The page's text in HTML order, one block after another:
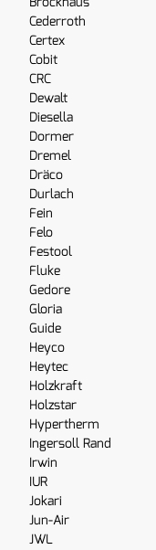
Cederroth
Certex
Cobit
CRC
Dewalt
Diesella
Dormer
Dremel
Dräco
Durlach
Fein
Felo
Festool
Fluke
Gedore
Gloria
Guide
Heyco
Heytec
Holzkraft
Holzstar
Hypertherm
Ingersoll Rand
Irwin
IUR
Jokari
Jun-Air
JWL